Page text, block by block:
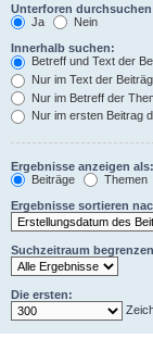
Unterforen
Ja
Nein
Innerhalb suchen:
Betreff und Text der
Nur im Text der
Nur im Betreff der
Nur im ersten Beitrag
Ergebnisse anzeigen als:
Beiträge
Themen
Ergebnisse sortieren
Suchzeitraum
Die ersten: